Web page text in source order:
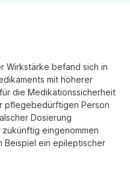
Wirkstärke befand sich in
mit höherer
die Medikationssicherheit
pflegebedürftigen Person
Dosierung
eingenommen
Beispiel ein epileptischer